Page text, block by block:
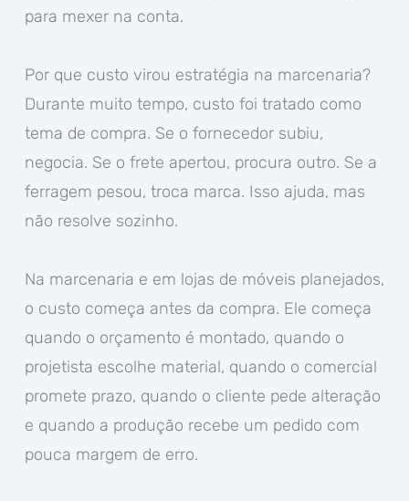
para mexer na conta.
Por que custo virou estratégia na marcenaria?
Durante muito tempo, custo foi tratado como
tema de compra. Se o fornecedor subiu,
negocia. Se o frete apertou, procura outro. Se a
ferragem pesou, troca marca. Isso ajuda, mas
não resolve sozinho.
Na marcenaria e em lojas de móveis planejados,
o custo começa antes da compra. Ele começa
quando o orçamento é montado, quando o
projetista escolhe material, quando o comercial
promete prazo, quando o cliente pede alteração
e quando a produção recebe um pedido com
pouca margem de erro.